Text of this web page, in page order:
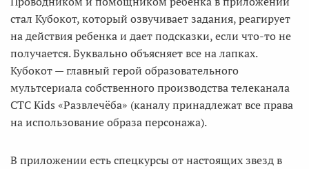
стал Кубокот, который озвучивает задания, реагирует
на действия ребенка и дает подсказки, если что-то не
получается. Буквально объясняет все на лапках.
Кубокот — главный герой образовательного
мультсериала собственного производства телеканала
СТС Kids «Развлечёба» (каналу принадлежат все права
на использование образа персонажа).
В приложении есть спецкурсы от настоящих звезд в